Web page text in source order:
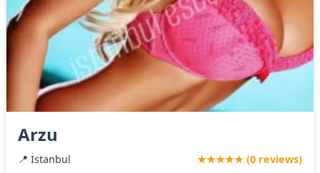
Arzu
📍 İstanbul ★★★★★ (0 reviews)